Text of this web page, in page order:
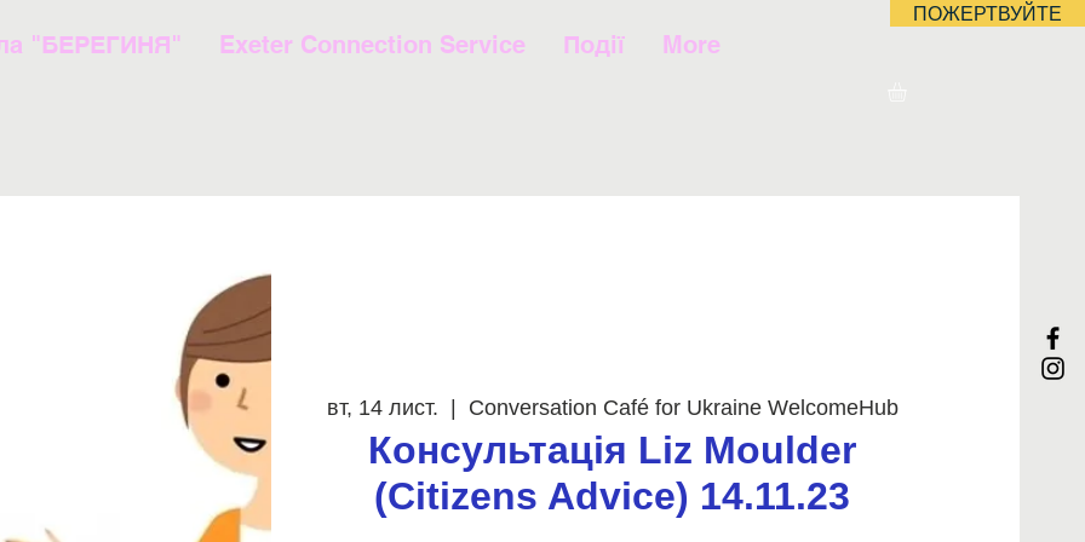
ПОЖЕРТВУЙТЕ
"БЕРЕГИНЯ" Exeter Connection Service Події More
вт, 14 лист.
  |
Conversation Café for Ukraine WelcomeHub
Консультація Liz Moulder
(Citizens Advice) 14.11.23